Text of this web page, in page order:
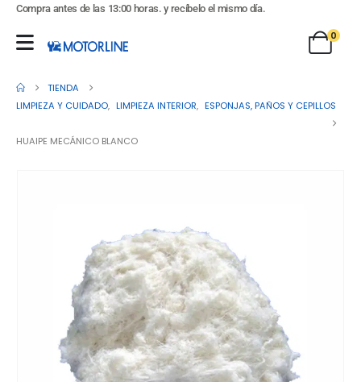
Compra antes de las 13:00 horas. y recíbelo el mismo día.
0
TIENDA
LIMPIEZA Y CUIDADO, LIMPIEZA INTERIOR, ESPONJAS, PAÑOS Y CEPILLOS
HUAIPE MECÁNICO BLANCO